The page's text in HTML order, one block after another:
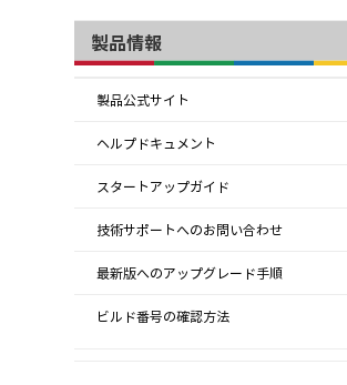
製品情報
製品公式サイト
ヘルプドキュメント
スタートアップガイド
技術サポートへのお問い合わせ
最新版へのアップグレード手順
ビルド番号の確認方法